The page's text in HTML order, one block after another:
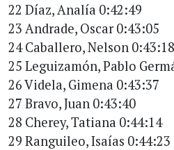
22 Díaz, Analía 0:42:49
23 Andrade, Oscar 0:43:05
24 Caballero, Nelson 0:43:18
25 Leguizamón, Pablo
26 Videla, Gimena 0:43:37
27 Bravo, Juan 0:43:40
28 Cherey, Tatiana 0:44:14
29 Ranguileo, Isaías 0:44:23